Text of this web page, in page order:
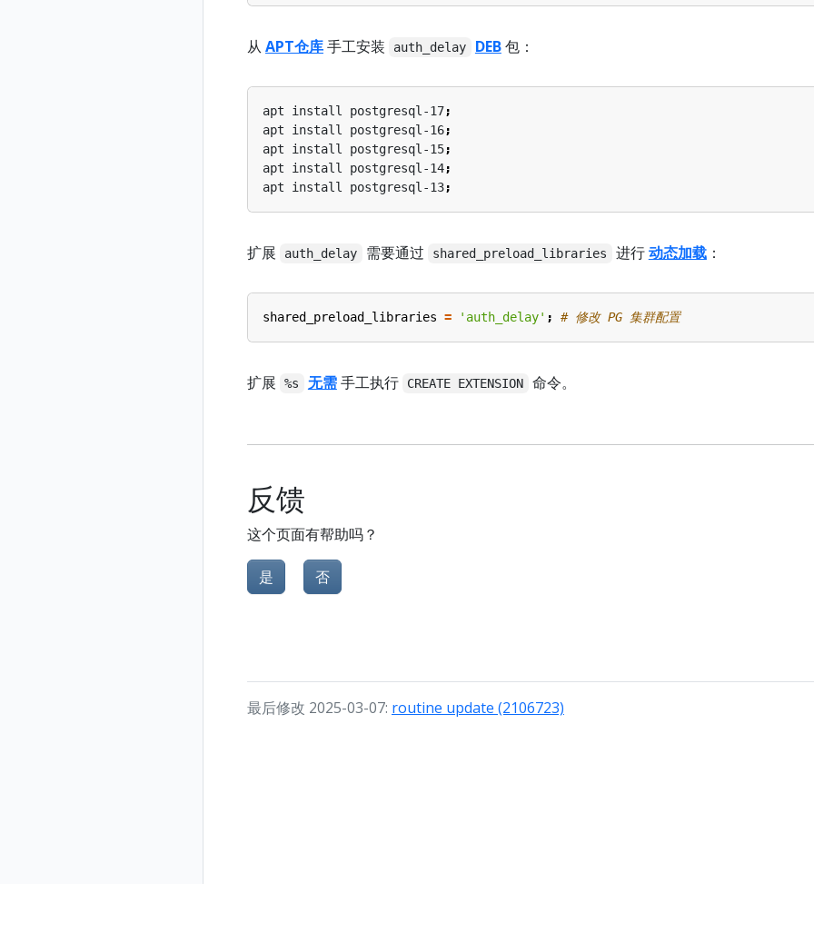
从 APT仓库手工安装 auth_delay DEB包：
apt install postgresql-17;
apt install postgresql-16;
apt install postgresql-15;
apt install postgresql-14;
apt install postgresql-13;
扩展 auth_delay 需要通过 shared_preload_libraries 进行动态加载：
shared_preload_libraries = 'auth_delay' ; # 修改 PG 集群配置
扩展 %s 无需手工执行 CREATE EXTENSION 命令。
反馈
这个页面有帮助吗？
是 否
最后修改 2025-03-07: routine update (2106723)